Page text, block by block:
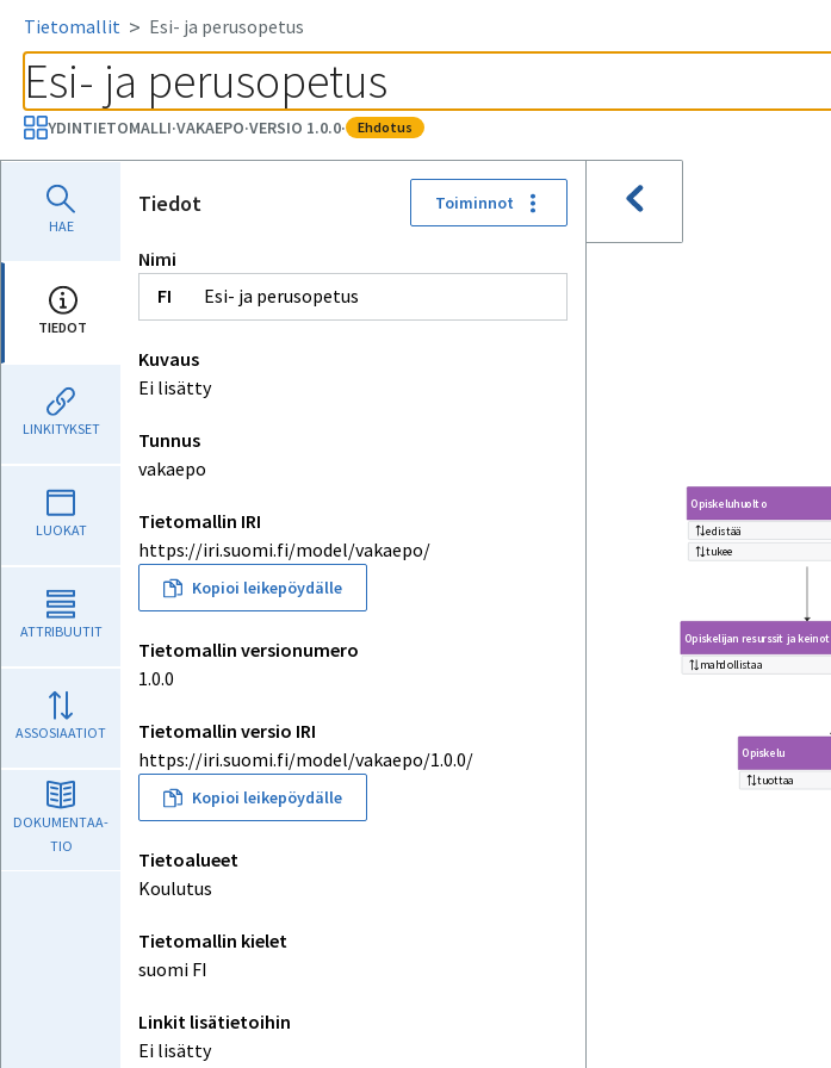
Tietomallit Esi- ja perusopetus
Esi- ja perusopetus
YDINTIETOMALLI·VAKAEPO·VERSIO 1.0.0· ehdotus
Tiedot Toiminnot
Nimi
Esi- ja perusopetus
Kuvaus
Ei lisätty
Tunnus
vakaepo
Tietomallin IRI
https://iri.suomi.fi/model/vakaepo/
Kopioi leikepöydälle
Tietomallin versionumero
1.0.0
Tietomallin versio IRI
https://iri.suomi.fi/model/vakaepo/1.0.0/
Kopioi leikepöydälle
Tietoalueet
Koulutus
Tietomallin kielet
suomi FI
Linkit lisätietoihin
Ei lisätty
HAE
TIEDOT
LINKITYKSET
LUOKAT
ATTRIBUUTIT
ASSOSIAATIOT
DOKUMENTAA-
TIO
Opiskelu
tuottaa
Opiskelijan resurssit ja keinot
mahdollistaa
Opiskeluhuolto
edistää
tukee